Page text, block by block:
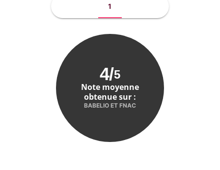
1
4/5
Note moyenne
obtenue sur :
BABELIO ET FNAC